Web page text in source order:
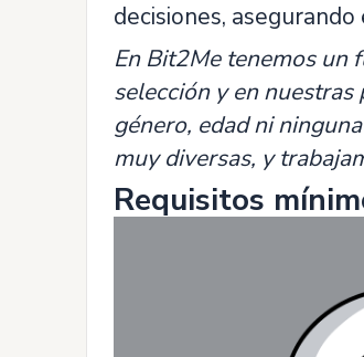
decisiones,
En Bit2Me tenemos un
selección y en
género, edad ni
muy diversas, y
Requisitos